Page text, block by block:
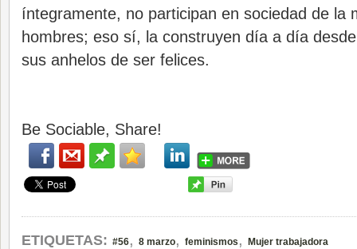
íntegramente, no participan en sociedad de la
hombres; eso sí, la construyen día a día
sus anhelos de ser felices.
Be Sociable, Share!
ETIQUETAS: #56, 8 marzo, feminismos , Mujer trabajadora